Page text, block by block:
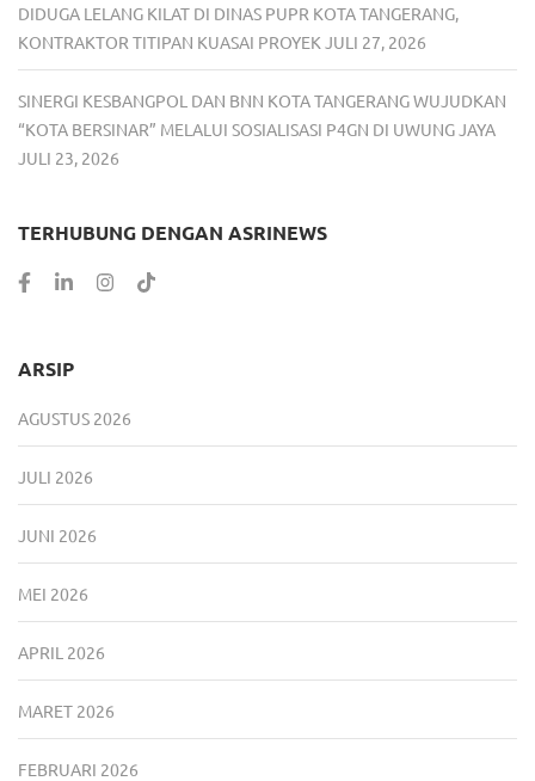
DIDUGA LELANG KILAT DI DINAS PUPR KOTA TANGERANG,
KONTRAKTOR TITIPAN KUASAI PROYEK JULI 27, 2026
SINERGI KESBANGPOL DAN BNN KOTA TANGERANG WUJUDKAN
“KOTA BERSINAR” MELALUI SOSIALISASI P4GN DI UWUNG JAYA
JULI 23, 2026
TERHUBUNG DENGAN ASRINEWS
ARSIP
AGUSTUS 2026
JULI 2026
JUNI 2026
MEI 2026
APRIL 2026
MARET 2026
FEBRUARI 2026